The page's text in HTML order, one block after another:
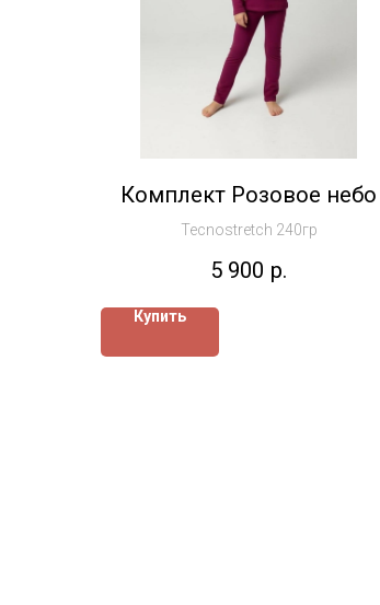
Комплект Розовое небо
Tecnostretch 240гр
5 900 р.
Купить